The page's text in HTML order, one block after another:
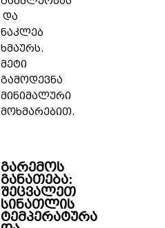
და
ნაკლებ
ხმაურს.
მეტი
გამოდევნა
მინიმალური
მოხმარებით.
გარემოს
განათება:
შეცვალეთ
სინათლის
ტემპერატურა